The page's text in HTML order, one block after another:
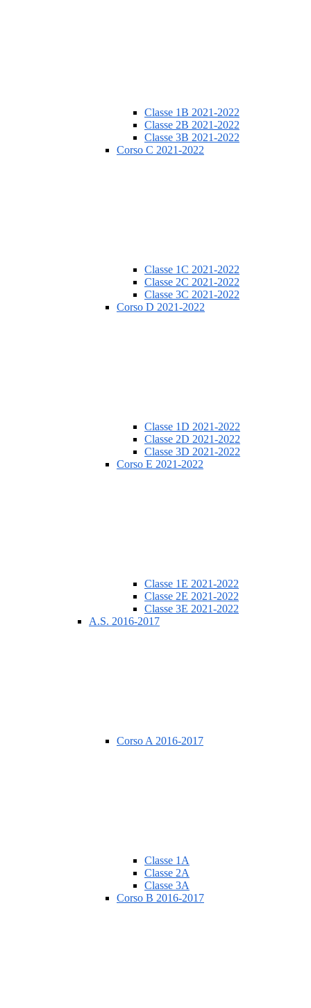
Classe 1B 2021-2022
Classe 2B 2021-2022
Classe 3B 2021-2022
Corso C 2021-2022
Classe 1C 2021-2022
Classe 2C 2021-2022
Classe 3C 2021-2022
Corso D 2021-2022
Classe 1D 2021-2022
Classe 2D 2021-2022
Classe 3D 2021-2022
Corso E 2021-2022
Classe 1E 2021-2022
Classe 2E 2021-2022
Classe 3E 2021-2022
A.S. 2016-2017
Corso A 2016-2017
Classe 1A
Classe 2A
Classe 3A
Corso B 2016-2017